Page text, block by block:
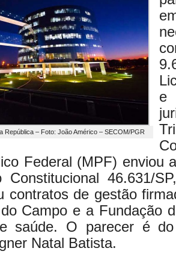
República – Foto: João Américo – SECOM/PGR
e
Federal (MPF) enviou
Constitucional 46.631/
contratos de gestão
Campo e a Fundação
saúde. O parecer é do
Natal Batista.